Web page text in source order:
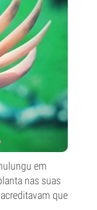
em
nas suas
que